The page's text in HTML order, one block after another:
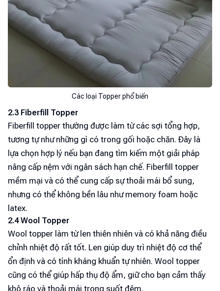
Các loại Topper phổ biến
2.3 Fiberfill Topper
Fiberfill topper thường được làm từ các sợi tổng hợp,
tương tự như những gì có trong gối hoặc chăn. Đây là
lựa chọn hợp lý nếu bạn đang tìm kiếm một giải pháp
nâng cấp nệm với ngân sách hạn chế. Fiberfill topper
mềm mại và có thể cung cấp sự thoải mái bổ sung,
nhưng có thể không bền lâu như memory foam hoặc
latex.
2.4 Wool Topper
Wool topper làm từ len thiên nhiên và có khả năng điều
chỉnh nhiệt độ rất tốt. Len giúp duy trì nhiệt độ cơ thể
ổn định và có tính kháng khuẩn tự nhiên. Wool topper
cũng có thể giúp hấp thụ độ ẩm, giữ cho bạn cảm thấy
khô ráo và thoải mái trong suốt đêm.